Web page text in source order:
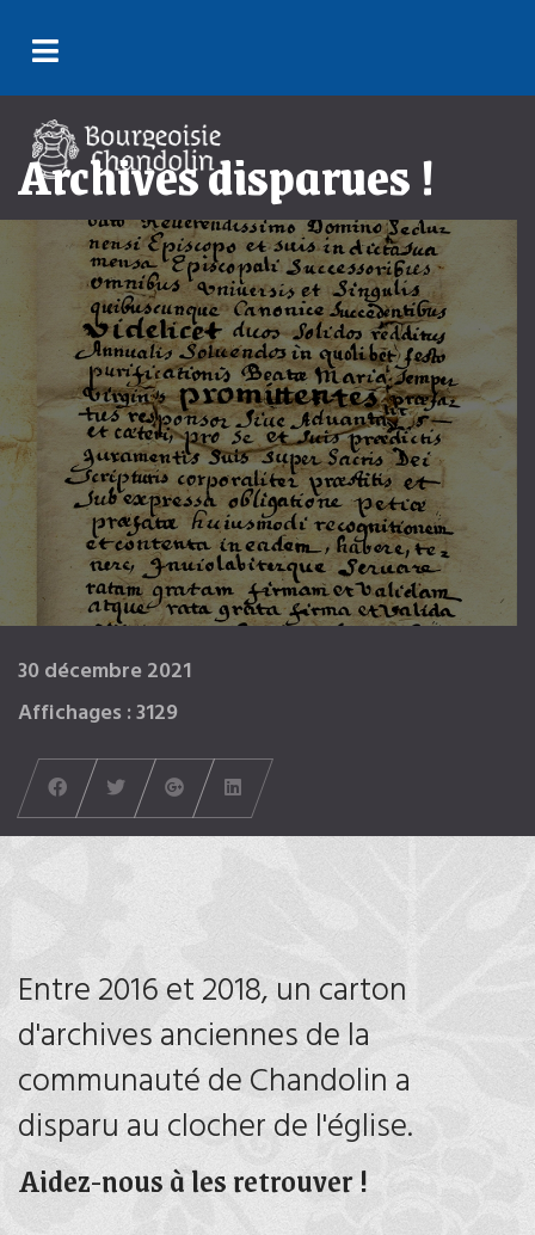
Archives disparues !
30 décembre 2021
Affichages : 3129
Entre 2016 et 2018, un carton
d'archives anciennes de la
communauté de Chandolin a
disparu au clocher de l'église.
Aidez-nous à les retrouver !